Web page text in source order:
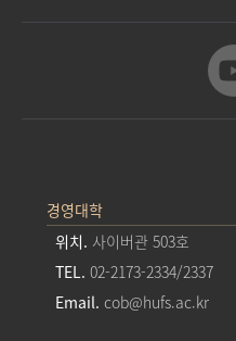
경영대학
위치. 사이버관 503호
TEL. 02-2173-2334/2337
Email. cob@hufs.ac.kr